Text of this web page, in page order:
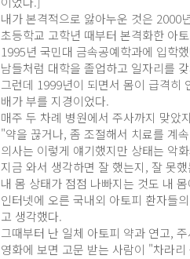
내가 본격적으로 앓아누운 것은 2000
초등학교 고학년 때부터 본격화한 아
1995년 국민대 금속공예학과에 입학
남들처럼 대학을 졸업하고 일자리를
그런데 1999년이 되면서 몸이 급격히
배가 부를 지경이었다.
매주 두 차례 병원에서 주사까지 맞았
"약을 끊거나, 좀 조절해서 치료를 계
의사는 이렇게 얘기했지만 상태는 악
지금 와서 생각하면 잘 했는지, 잘 못
내 몸 상태가 점점 나빠지는 것도 내
인터넷에 오른 국내외 아토피 환자들
고 생각했다.
그때부터 난 일체 아토피 약과 연고,
영화에 보면 고문 받는 사람이 "차라